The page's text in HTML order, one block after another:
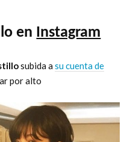
en Instagram
subida asu cuenta de
por alto